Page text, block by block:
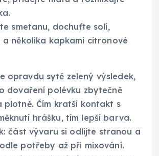
smetanu, dochuťte solí,
a několika kapkami citronové
opravdu sytě zelený výsledek,
dovaření polévku zbytečně
plotně. Čím kratší kontakt s
hrášku, tím lepší barva.
část vývaru si odlijte stranou a
potřeby až při mixování.